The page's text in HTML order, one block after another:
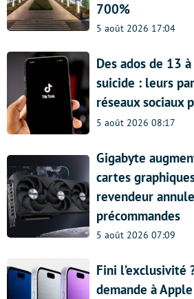
700%
5 août 2026 17:04
Des ados de 13
suicide : leurs
réseaux sociaux
5 août 2026 08:17
Gigabyte
cartes
revendeur
précommandes
5 août 2026 07:09
Fini l’exclusivité
demande à